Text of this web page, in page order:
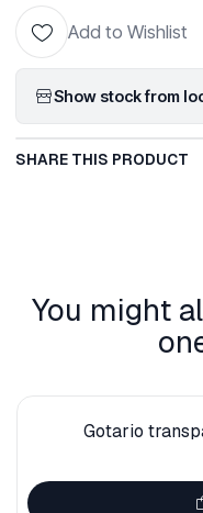
Add to Wishlist
Show stock from
SHARE THIS PRODUCT
You might
Gotario